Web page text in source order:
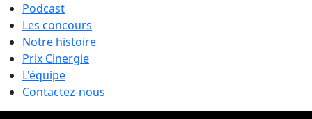
Podcast
Les concours
Notre histoire
Prix Cinergie
L'équipe
Contactez-nous